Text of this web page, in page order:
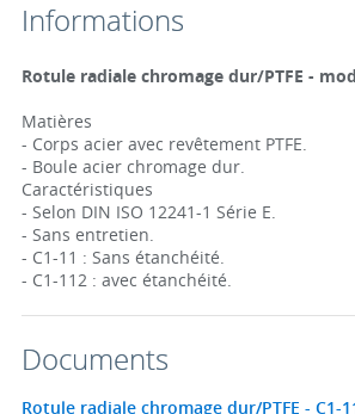
Informations
Rotule radiale chromage dur/PTFE -
Matières
- Corps acier avec revêtement PTFE.
- Boule acier chromage dur.
Caractéristiques
- Selon DIN ISO 12241-1 Série E.
- Sans entretien.
- C1-11 : Sans étanchéité.
- C1-112 : avec étanchéité.
Documents
Rotule radiale chromage dur/PTFE - C1-